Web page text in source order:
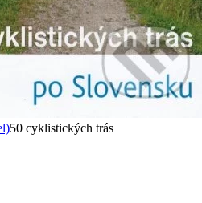
50 cyklistických trás